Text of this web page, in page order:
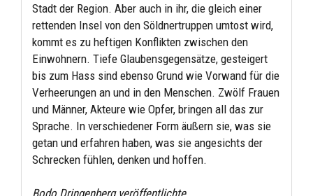
Stadt der Region. Aber auch in ihr, die gleich einer
rettenden Insel von den Söldnertruppen umtost wird,
kommt es zu heftigen Konflikten zwischen den
Einwohnern. Tiefe Glaubensgegensätze, gesteigert
bis zum Hass sind ebenso Grund wie Vorwand für die
Verheerungen an und in den Menschen. Zwölf Frauen
und Männer, Akteure wie Opfer, bringen all das zur
Sprache. In verschiedener Form äußern sie, was sie
getan und erfahren haben, was sie angesichts der
Schrecken fühlen, denken und hoffen.
Bodo Dringenberg veröffentlichte